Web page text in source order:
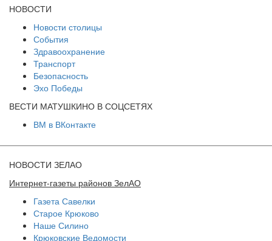
НОВОСТИ
Новости столицы
События
Здравоохранение
Транспорт
Безопасность
Эхо Победы
ВЕСТИ МАТУШКИНО В СОЦСЕТЯХ
ВМ в ВКонтакте
НОВОСТИ ЗЕЛАО
Интернет-газеты районов ЗелАО
Газета Савелки
Старое Крюково
Наше Силино
Крюковские Ведомости